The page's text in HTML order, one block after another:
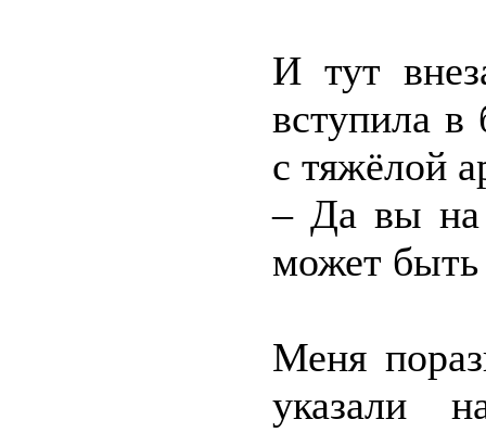
И тут
вступила в
с тяжёлой
– Да вы на
может быть
Меня
указали